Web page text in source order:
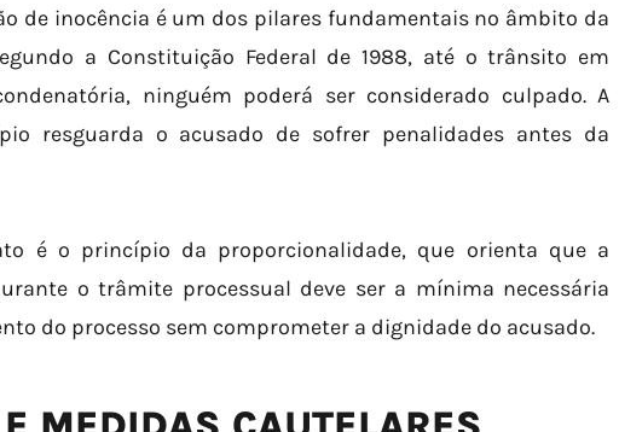
de inocência é um dos pilares fundamentais no âmbito da
a Constituição Federal de 1988, até o trânsito em
ninguém poderá ser considerado culpado. A
resguarda o acusado de sofrer penalidades antes da
é o princípio da proporcionalidade, que orienta que a
o trâmite processual deve ser a mínima necessária
do processo sem comprometer a dignidade do acusado.